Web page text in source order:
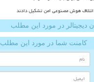
ائتلاف هوش مصنوعی امن تشکیل دادند
دیجیتالر در مورد این مطلب
کامنت شما در مورد این مطلب